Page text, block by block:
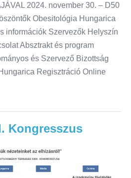
2024. november 30. – D50
Obesitológia Hungarica
információk Szervezők Helyszín
Absztrakt és program
és Szervező Bizottság
Regisztráció Online
Kongresszus